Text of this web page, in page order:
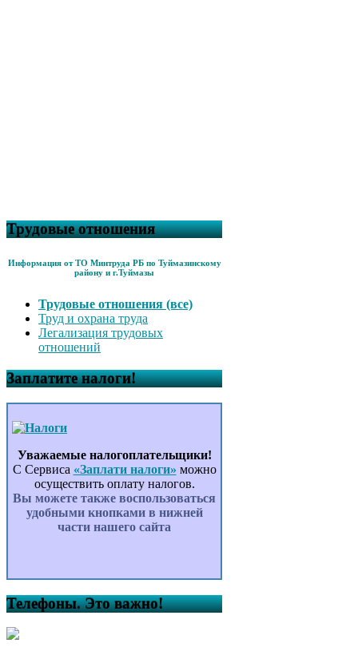
Трудовые отношения
Информация от ТО Минтруда РБ по Туймазинскому
району и г.Туймазы
Трудовые отношения (все)
Труд и охрана труда
Легализация трудовых
отношений
Заплатите налоги!
Уважаемые налогоплательщики!
С Сервиса «Заплати налоги» можно
осуществить оплату налогов.
Вы можете также воспользоваться
удобными кнопками в нижней
части нашего сайта
Телефоны. Это важно!